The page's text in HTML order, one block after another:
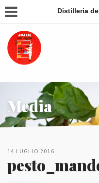
Distilleria
Media
14 LUGLIO 2016